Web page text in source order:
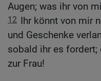
Augen; was ihr von
12 Ihr könnt von mir
und Geschenke
sobald ihr es
zur Frau!